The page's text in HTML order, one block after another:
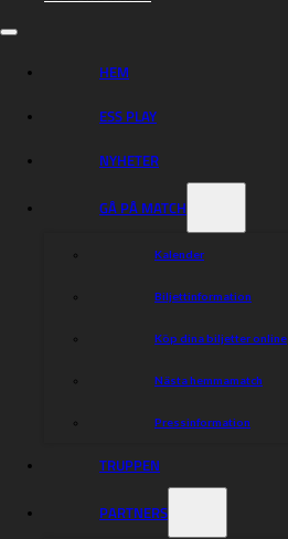
HEM
ESS PLAY
NYHETER
GÅ PÅ MATCH
Kalender
Biljettinformation
Köp dina biljetter online
Nästa hemmamatch
Pressinformation
TRUPPEN
PARTNERS